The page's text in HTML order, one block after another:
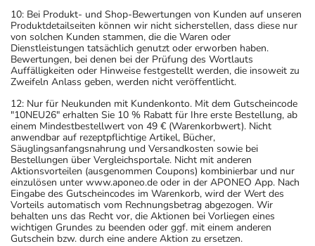
10: Bei Produkt- und Shop-Bewertungen von Kunden auf unseren
Produktdetailseiten können wir nicht sicherstellen, dass diese nur
von solchen Kunden stammen, die die Waren oder
Dienstleistungen tatsächlich genutzt oder erworben haben.
Bewertungen, bei denen bei der Prüfung des Wortlauts
Auffälligkeiten oder Hinweise festgestellt werden, die insoweit zu
Zweifeln Anlass geben, werden nicht veröffentlicht.
12: Nur für Neukunden mit Kundenkonto. Mit dem Gutscheincode
"10NEU26" erhalten Sie 10 % Rabatt für Ihre erste Bestellung, ab
einem Mindestbestellwert von 49 € (Warenkorbwert). Nicht
anwendbar auf rezeptpflichtige Artikel, Bücher,
Säuglingsanfangsnahrung und Versandkosten sowie bei
Bestellungen über Vergleichsportale. Nicht mit anderen
Aktionsvorteilen (ausgenommen Coupons) kombinierbar und nur
einzulösen unter www.aponeo.de oder in der APONEO App. Nach
Eingabe des Gutscheincodes im Warenkorb, wird der Wert des
Vorteils automatisch vom Rechnungsbetrag abgezogen. Wir
behalten uns das Recht vor, die Aktionen bei Vorliegen eines
wichtigen Grundes zu beenden oder ggf. mit einem anderen
Gutschein bzw. durch eine andere Aktion zu ersetzen.